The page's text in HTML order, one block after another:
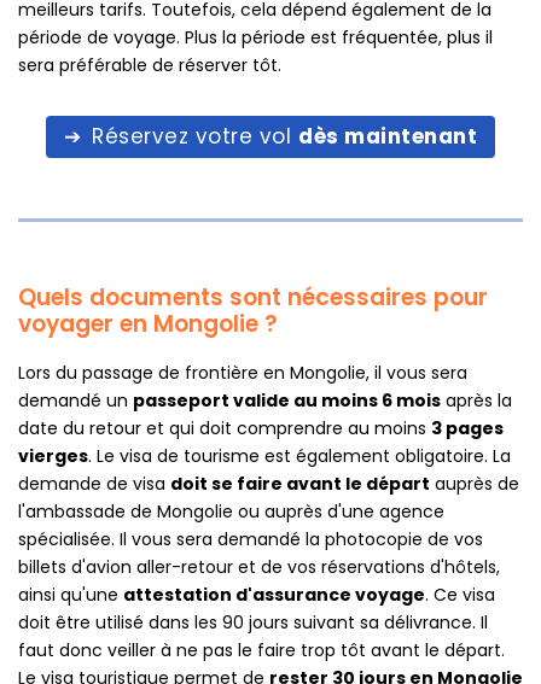
meilleurs tarifs. Toutefois, cela dépend également de la
période de voyage. Plus la période est fréquentée, plus il
sera préférable de réserver tôt.
Réservez votre vol dès maintenant
Quels documents sont nécessaires pour
voyager en Mongolie ?
Lors du passage de frontière en Mongolie, il vous sera
demandé un passeport valide au moins 6 mois après la
date du retour et qui doit comprendre au moins 3 pages
vierges. Le visa de tourisme est également obligatoire. La
demande de visa doit se faire avant le départ auprès de
l'ambassade de Mongolie ou auprès d'une agence
spécialisée. Il vous sera demandé la photocopie de vos
billets d'avion aller-retour et de vos réservations d'hôtels,
ainsi qu'une attestation d'assurance voyage. Ce visa
doit être utilisé dans les 90 jours suivant sa délivrance. Il
faut donc veiller à ne pas le faire trop tôt avant le départ.
Le visa touristique permet de rester 30 jours en Mongolie